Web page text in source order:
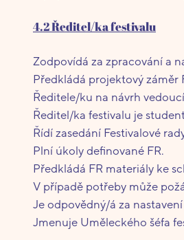
4.2 Ředitel/ka festivalu
Zodpovídá za zpracování a
Předkládá projektový záměr
Ředitele/ku na návrh
Ředitel/ka festivalu je
Řídí zasedání Festivalové
Plní úkoly definované FR.
Předkládá FR materiály ke
V případě potřeby může
Je odpovědný/á za
Jmenuje Uměleckého šéfa